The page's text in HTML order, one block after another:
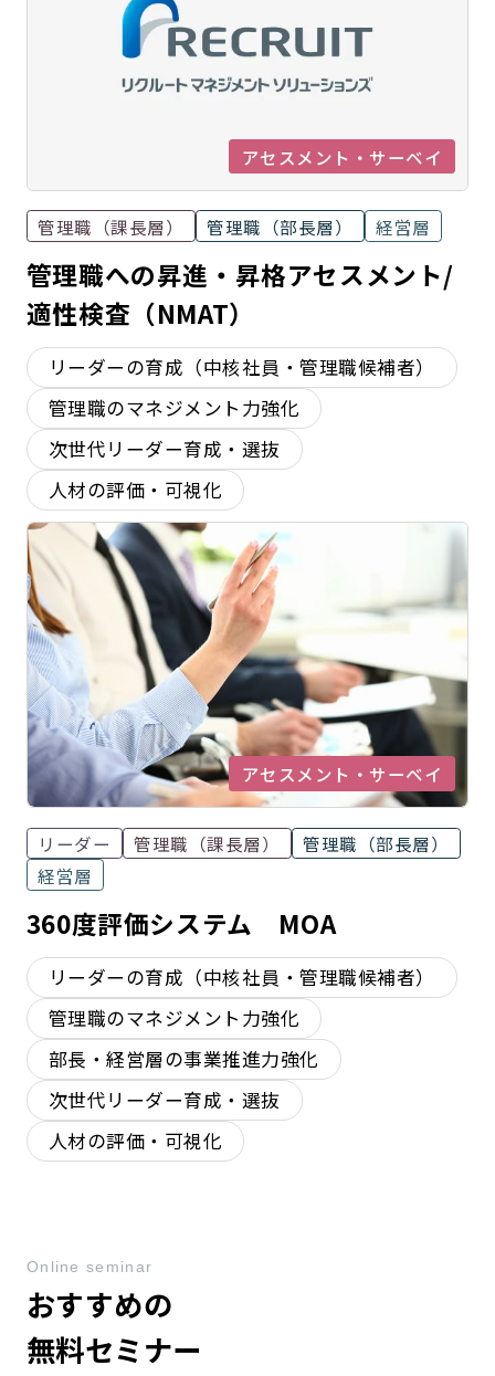
アセスメント・サーベイ
管理職（課長層） 管理職（部長層） 経営層
管理職への昇進・昇格アセスメント/
適性検査（NMAT）
リーダーの育成（中核社員・管理職候補者）
管理職のマネジメント力強化
次世代リーダー育成・選抜
人材の評価・可視化
アセスメント・サーベイ
リーダー 管理職（課長層）
管理職（部長層）
経営層
360度評価システム MOA
リーダーの育成（中核社員・管理職候補者）
管理職のマネジメント力強化
部長・経営層の事業推進力強化
次世代リーダー育成・選抜
人材の評価・可視化
おすすめの
無料セミナー
Online seminar